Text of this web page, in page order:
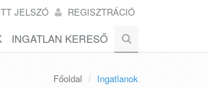
JELSZÓ REGISZTRÁCIÓ
INGATLAN KERESŐ
Főoldal Ingatlanok